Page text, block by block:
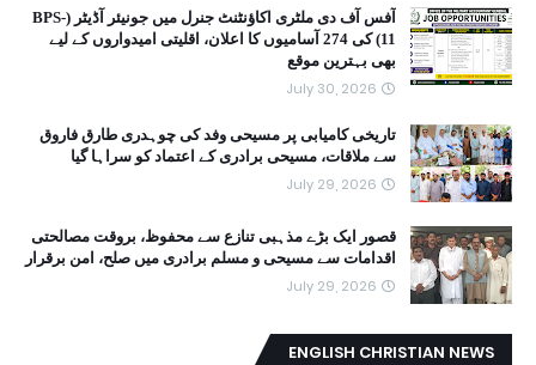
آفس آف دی ملٹری اکاؤنٹنٹ جنرل میں جونیئر آڈیٹر (BPS-
11) کی 274 آسامیوں کا اعلان، اقلیتی امیدواروں کے لیے
بھی بہترین موقع
July 30, 2026
تاریخی کامیابی پر مسیحی وفد کی چوہدری طارق فاروق
سے ملاقات، مسیحی برادری کے اعتماد کو سراہا گیا
July 29, 2026
قصور ایک بڑے مذہبی تنازع سے محفوظ، بروقت مصالحتی
اقدامات سے مسیحی و مسلم برادری میں صلح، امن برقرار
July 29, 2026
ENGLISH CHRISTIAN NEWS